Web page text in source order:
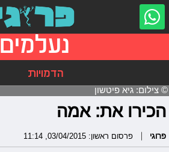
נעלמים
הדמויות
© צילום: גיא פיטשון
הכירו את: אמה
פרוגי פרסום ראשון: 03/04/2015, 11:14